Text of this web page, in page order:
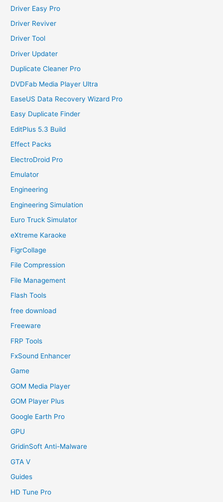
Driver Easy Pro
Driver Reviver
Driver Tool
Driver Updater
Duplicate Cleaner Pro
DVDFab Media Player Ultra
EaseUS Data Recovery Wizard Pro
Easy Duplicate Finder
EditPlus 5.3 Build
Effect Packs
ElectroDroid Pro
Emulator
Engineering
Engineering Simulation
Euro Truck Simulator
eXtreme Karaoke
FigrCollage
File Compression
File Management
Flash Tools
free download
Freeware
FRP Tools
FxSound Enhancer
Game
GOM Media Player
GOM Player Plus
Google Earth Pro
GPU
GridinSoft Anti-Malware
GTA V
Guides
HD Tune Pro